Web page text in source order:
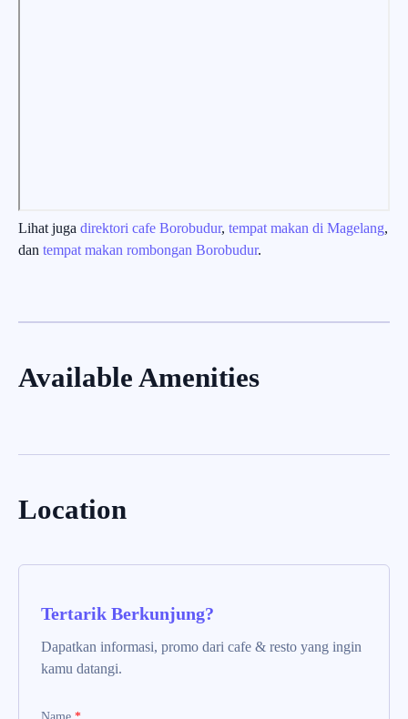
Lihat juga direktori cafe Borobudur, tempat makan di Magelang,
dan tempat makan rombongan Borobudur.
Available Amenities
Location
Tertarik Berkunjung?
Dapatkan informasi, promo dari cafe & resto yang ingin
kamu datangi.
Name *